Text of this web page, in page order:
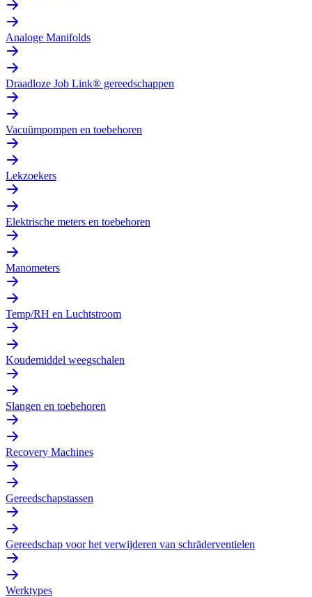
Analoge Manifolds
Draadloze Job Link® gereedschappen
Vacuümpompen en toebehoren
Lekzoekers
Elektrische meters en toebehoren
Manometers
Temp/RH en Luchtstroom
Koudemiddel weegschalen
Slangen en toebehoren
Recovery Machines
Gereedschapstassen
Gereedschap voor het verwijderen van schräderventielen
Werktypes